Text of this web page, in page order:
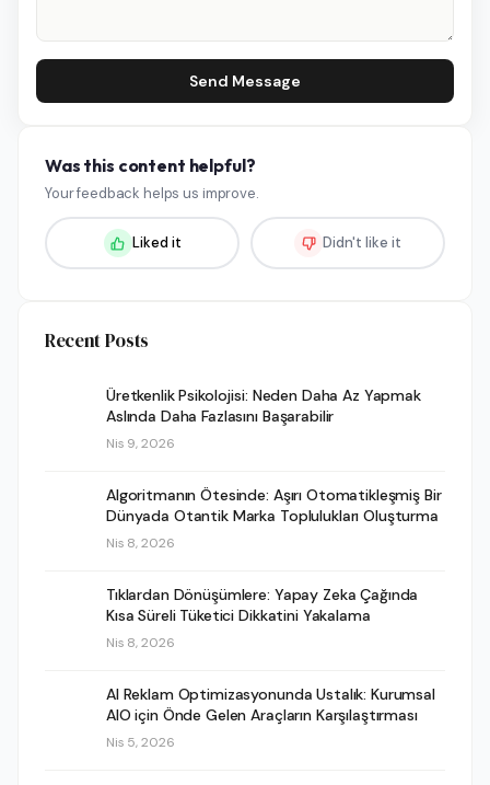
Send Message
Was this content helpful?
Your feedback helps us improve.
Liked it Didn't like it
Recent Posts
Üretkenlik Psikolojisi: Neden Daha Az Yapmak
Aslında Daha Fazlasını Başarabilir
Nis 9, 2026
Algoritmanın Ötesinde: Aşırı Otomatikleşmiş Bir
Dünyada Otantik Marka Toplulukları Oluşturma
Nis 8, 2026
Tıklardan Dönüşümlere: Yapay Zeka Çağında
Kısa Süreli Tüketici Dikkatini Yakalama
Nis 8, 2026
AI Reklam Optimizasyonunda Ustalık: Kurumsal
AIO için Önde Gelen Araçların Karşılaştırması
Nis 5, 2026